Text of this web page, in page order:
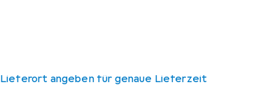
Lieferort angeben für genaue Lieferzeit